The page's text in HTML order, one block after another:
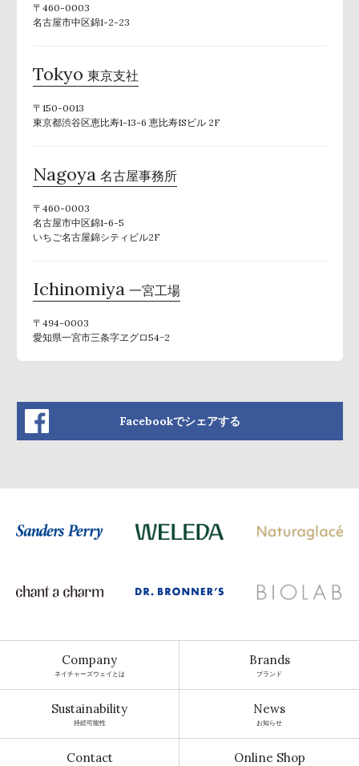
〒460-0003
名古屋市中区錦1-2-23
Tokyo 東京支社
〒150-0013
東京都渋谷区恵比寿1-13-6 恵比寿ISビル 2F
Nagoya 名古屋事務所
〒460-0003
名古屋市中区錦1-6-5
いちご名古屋錦シティビル2F
Ichinomiya 一宮工場
〒494-0003
愛知県一宮市三条字ヱグロ54−2
Facebookでシェアする
Company
ネイチャーズウェイとは
Brands
ブランド
Sustainability
持続可能性
News
お知らせ
Contact Online Shop